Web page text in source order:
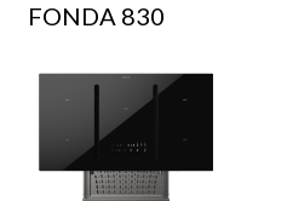
FONDA 830